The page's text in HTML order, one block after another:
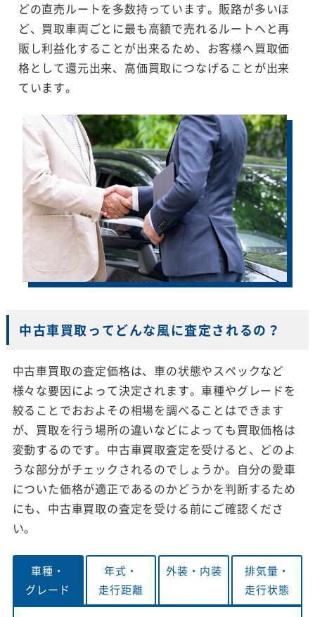
どの直売ルートを多数持っています。販路が多いほ
ど、買取車両ごとに最も高額で売れるルートへと再
販し利益化することが出来るため、お客様へ買取価
格として還元出来、高価買取につなげることが出来
ています。
中古車買取ってどんな風に査定されるの？
中古車買取の査定価格は、車の状態やスペックなど
様々な要因によって決定されます。車種やグレードを
絞ることでおおよその相場を調べることはできます
が、買取を行う場所の違いなどによっても買取価格は
変動するのです。中古車買取査定を受けると、どのよ
うな部分がチェックされるのでしょうか。自分の愛車
についた価格が適正であるのかどうかを判断するため
にも、中古車買取の査定を受ける前にご確認くださ
い。
車種・
グレード
年式・
走行距離
外装・ 内装
排気量・
走行状態